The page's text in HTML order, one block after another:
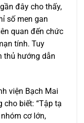
đây cho thấy,
số men gan
quan đến chức
tính. Tuy
thủ hướng dẫn
viện Bạch Mai
cho biết: “Tập tạ
cơ lớn,